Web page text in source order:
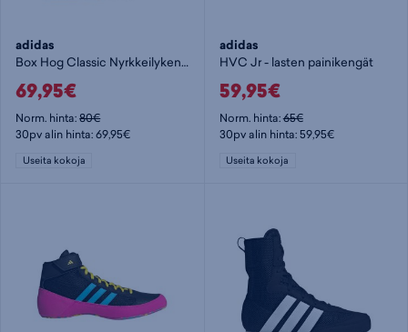
adidas
Box Hog Classic Nyrkkeilykengät - painikengät
69,95€
Norm. hinta:80€
30pv alin hinta: 69,95€
Useita kokoja
adidas
HVC Jr - lasten painikengät
59,95€
Norm. hinta:65€
30pv alin hinta: 59,95€
Useita kokoja